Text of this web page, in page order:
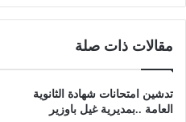
مقالات ذات صلة
تدشين امتحانات شهادة الثانوية
العامة ..بمديرية غيل باوزير